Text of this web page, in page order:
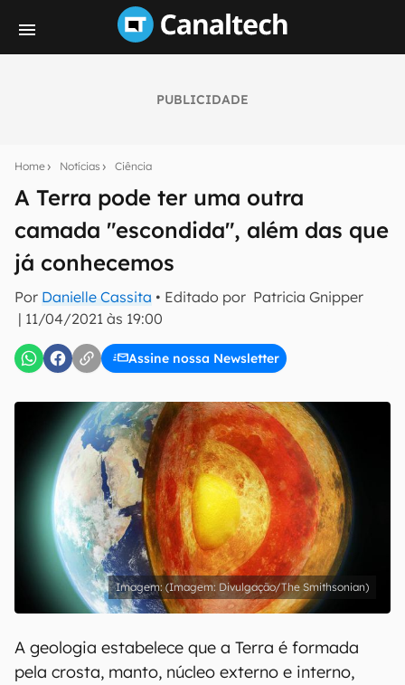
PUBLICIDADE
Home Notícias Ciência
A Terra pode ter uma outra
camada "escondida", além das que
já conhecemos
Por Danielle Cassita • Editado por Patricia Gnipper
| 11/04/2021 às 19:00
Assine nossa Newsletter
notícias e reviews sobre tecnologia em primeira
mão.
E-mail
inscreva-se
Confirmo que li, aceito e concordo com os Termos de
Uso e Política de Privacidade do Canaltech.
(Imagem: Divulgação/The Smithsonian)
A geologia estabelece que a Terra é formada
pela crosta, manto, núcleo externo e interno,